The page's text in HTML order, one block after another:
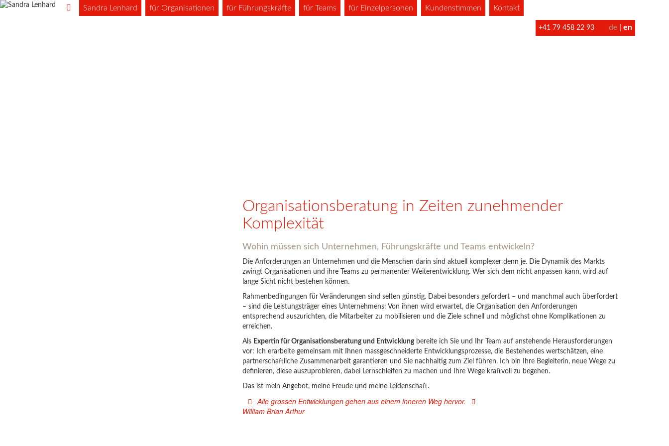
Sandra Lenhard für Organisationen für Führungskräfte für Teams für Einzelpersonen Kundenstimmen Kontakt
+41 79 458 22 93 de en
Organisationsberatung in Zeiten zunehmender
Komplexität
Wohin müssen sich Unternehmen, Führungskräfte und Teams entwickeln?
Die Anforderungen an Unternehmen und die Menschen darin sind aktuell komplexer denn je. Die Dynamik des Markts
zwingt Organisationen und ihre Teams zu permanenter Weiterentwicklung. Wer sich dem nicht anpassen kann, wird auf
lange Sicht nicht bestehen können.
Rahmenbedingungen für Veränderungen sind selten günstig. Dabei besonders gefordert – und manchmal auch überfordert
– sind die Leistungsträger eines Unternehmens: Von ihnen wird erwartet, die Organisation den Anforderungen
entsprechend auszurichten, die Mitarbeiter zu mobilisieren und die Ziele schnell und möglichst ohne Komplikationen zu
erreichen.
Als Expertin für Organisationsberatung und Entwicklungbereite ich Sie und Ihr Team auf anstehende Herausforderungen
vor: Ich erarbeite gemeinsam mit Ihnen massgeschneiderte Entwicklungsprozesse, die Bestehendes wertschätzen, eine
partnerschaftliche Zusammenarbeit garantieren und Sie nachhaltig zum Ziel führen. Ich bin Ihre Begleiterin, neue Wege zu
definieren, diese auszuprobieren, dabei Lernschleifen zu machen und Ihre Wege kraftvoll zu begehen.
Das ist mein Angebot, meine Freude und meine Leidenschaft.
Alle grossen Entwicklungen gehen aus einem inneren Weg hervor.
William Brian Arthur